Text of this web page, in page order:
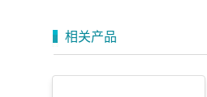
相关产品